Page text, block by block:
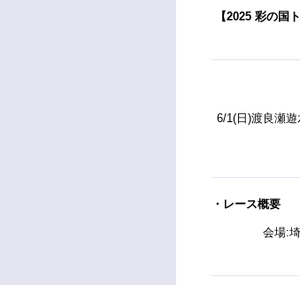
【2025 彩の国
6/1(日)渡良瀬遊
・レース概要
会場: